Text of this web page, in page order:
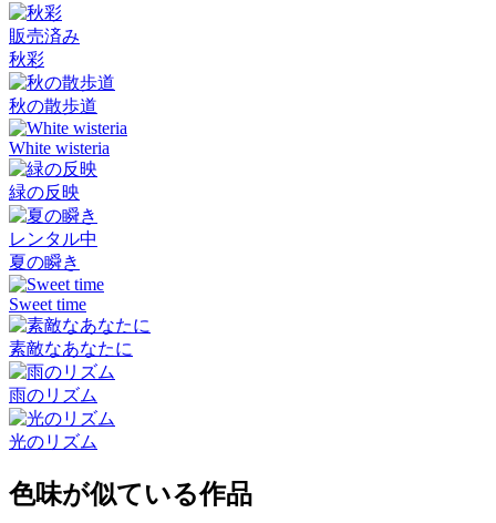
販売済み
秋彩
秋の散歩道
White wisteria
緑の反映
レンタル中
夏の瞬き
Sweet time
素敵なあなたに
雨のリズム
光のリズム
色味が似ている作品